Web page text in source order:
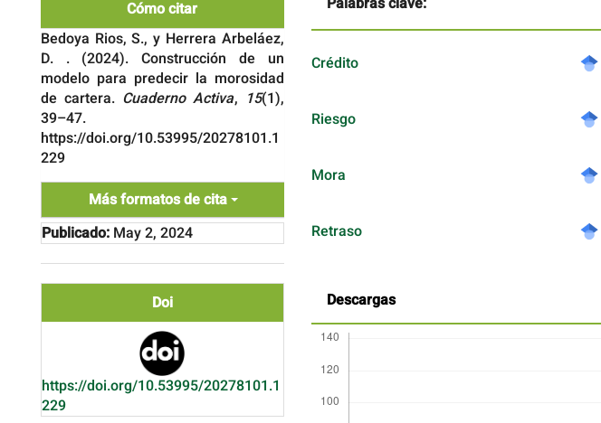
Cómo citar
Bedoya Rios, S., y Herrera Arbeláez,
D. . (2024). Construcción de un
modelo para predecir la morosidad
de cartera. Cuaderno Activa, 15(1),
39–47.
https://doi.org/10.53995/20278101.1
229
Más formatos de cita
Publicado: May 2, 2024
Doi
https://doi.org/10.53995/20278101.1
229
Crédito
Riesgo
Mora
Retraso
Descargas